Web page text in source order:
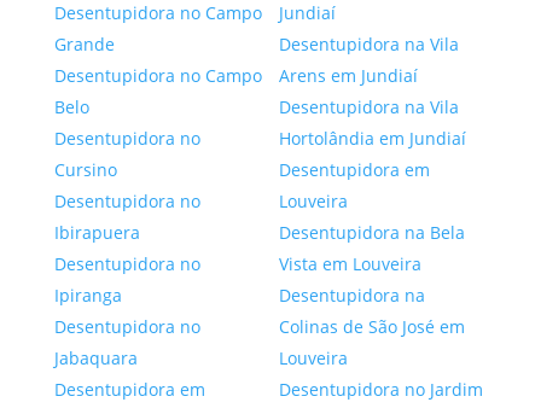
Desentupidora no Campo
Grande
Desentupidora no Campo
Belo
Desentupidora no
Cursino
Desentupidora no
Ibirapuera
Desentupidora no
Ipiranga
Desentupidora no
Jabaquara
Desentupidora em
Jundiaí
Desentupidora na Vila
Arens em Jundiaí
Desentupidora na Vila
Hortolândia em Jundiaí
Desentupidora em
Louveira
Desentupidora na Bela
Vista em Louveira
Desentupidora na
Colinas de São José em
Louveira
Desentupidora no Jardim